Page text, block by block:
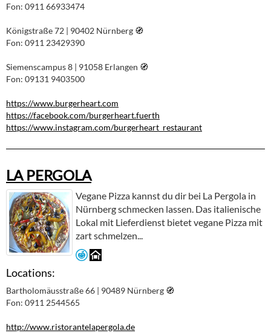
Fon: 0911 66933474
Königstraße 72 | 90402 Nürnberg 🧭︎
Fon: 0911 23429390
Siemenscampus 8 | 91058 Erlangen 🧭︎
Fon: 09131 9403500
https://www.burgerheart.com
https://facebook.com/burgerheart.fuerth
https://www.instagram.com/burgerheart_restaurant
LA PERGOLA
Vegane Pizza kannst du dir bei La Pergola in
Nürnberg schmecken lassen. Das italienische
Lokal mit Lieferdienst bietet vegane Pizza mit
zart schmelzen...
Locations:
Bartholomäusstraße 66 | 90489 Nürnberg 🧭︎
Fon: 0911 2544565
http://www.ristorantelapergola.de